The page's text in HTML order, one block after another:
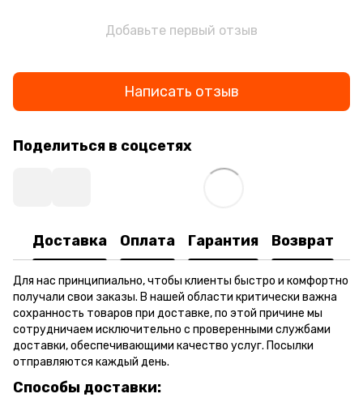
Добавьте первый отзыв
Написать отзыв
Поделиться в соцсетях
Доставка Оплата Гарантия Возврат
Для нас принципиально, чтобы клиенты быстро и комфортно
получали свои заказы. В нашей области критически важна
сохранность товаров при доставке, по этой причине мы
сотрудничаем исключительно с проверенными службами
доставки, обеспечивающими качество услуг. Посылки
отправляются каждый день.
Способы доставки: